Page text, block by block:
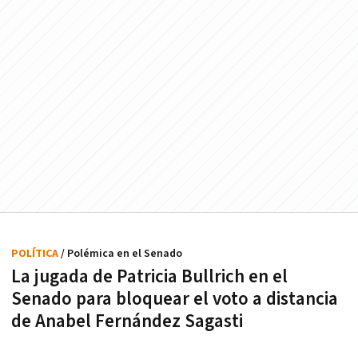
La jugada de Patricia Bullrich en el
Senado para bloquear el voto a distancia
de Anabel Fernández Sagasti
POLÍTICA/ Polémica en el Senado